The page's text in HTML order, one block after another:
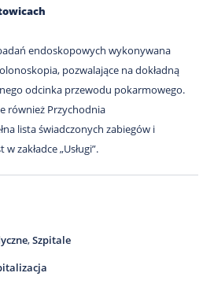
endoskopowych wykonywana
pozwalające na dokładną
odcinka przewodu pokarmowego.
również Przychodnia
lista świadczonych zabiegów i
zakładce „Usługi”.
,Szpitale